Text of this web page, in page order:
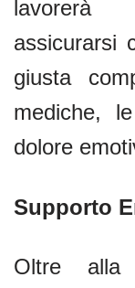
lavorerà
assicurarsi
giusta
mediche,
dolore
Supporto
Oltre alla